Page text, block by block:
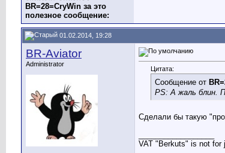
BR=28=CryWin за это
полезное сообщение:
01.02.2014, 19:28
BR-Aviator
Administrator
Цитата:
Сообщение от
PS: А жаль блин.
Сделали бы такую
VAT "Berkuts" is not